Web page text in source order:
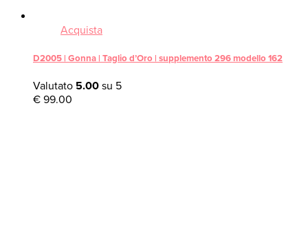
Acquista
D2005 | Gonna | Taglio d’Oro | supplemento 296 modello 162
Valutato 5.00 su 5
€ 99.00